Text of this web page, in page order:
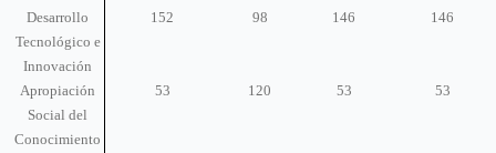
Desarrollo
Tecnológico e
Innovación
152 98 146 146
Apropiación
Social del
Conocimiento
53 120 53 53